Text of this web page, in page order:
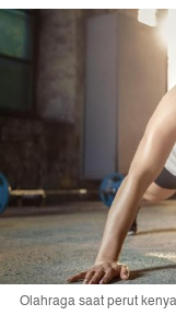
Olahraga saat perut